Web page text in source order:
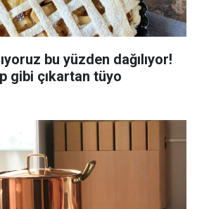
bu yüzden dağılıyor!
gibi çıkartan tüyo